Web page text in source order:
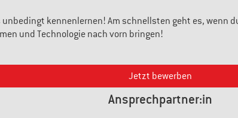
kennenlernen! Am schnellsten geht es, wenn
und Technologie nach vorn bringen!
Jetzt bewerben
Ansprechpartner:in